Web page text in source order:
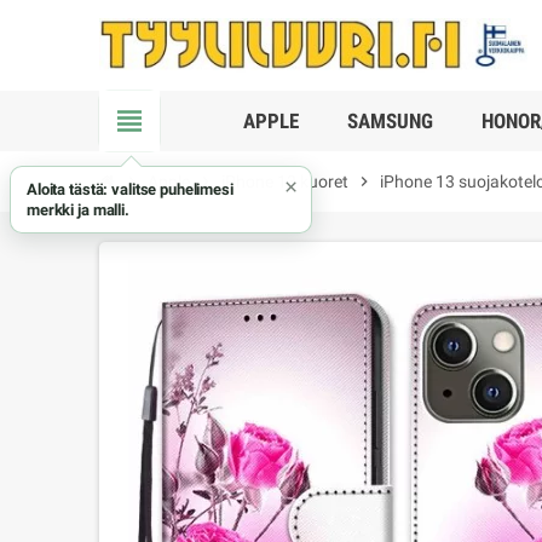
view_headline APPLE SAMSUNG
chevron_right Apple chevron_right iPhone 13 kuoret chevron_right iPhone 13
Aloita tästä: valitse puhelimesi
merkki ja malli.
×